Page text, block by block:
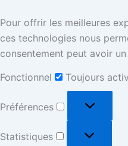
Pour offrir les meilleures
ces technologies nous
consentement peut avoir
Fonctionnel
Toujours
Préférences
Statistiques